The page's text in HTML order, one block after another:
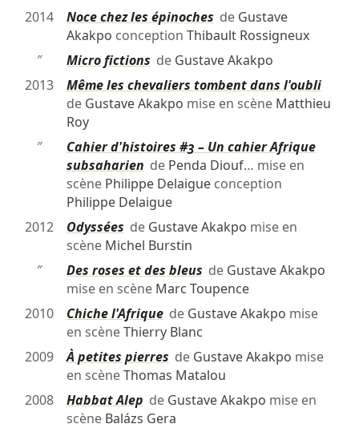
2014
Noce chez les épinoches de Gustave
Akakpo conception Thibault Rossigneux
″
Micro fictions de Gustave Akakpo
2013
Même les chevaliers tombent dans l'oubli
de Gustave Akakpo mise en scène Matthieu
Roy
″
Cahier d'histoires #3 – Un cahier Afrique
subsaharien de Penda Diouf… mise en
scène Philippe Delaigueconception
Philippe Delaigue
2012
Odyssées de Gustave Akakpo mise en
scène Michel Burstin
″
Des roses et des bleus de Gustave Akakpo
mise en scène Marc Toupence
2010
Chiche l'Afriquede Gustave Akakpo mise
en scèneThierry Blanc
2009
À petites pierres de Gustave Akakpo mise
en scèneThomas Matalou
2008
Habbat Alep de Gustave Akakpo mise en
scène Balázs Gera